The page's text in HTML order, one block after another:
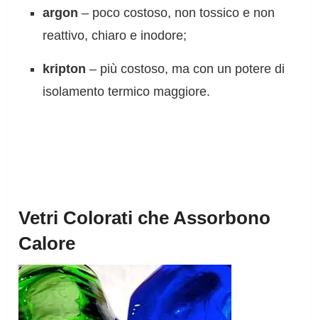
argon – poco costoso, non tossico e non
reattivo, chiaro e inodore;
kripton – più costoso, ma con un potere di
isolamento termico maggiore.
Vetri Colorati che Assorbono
Calore